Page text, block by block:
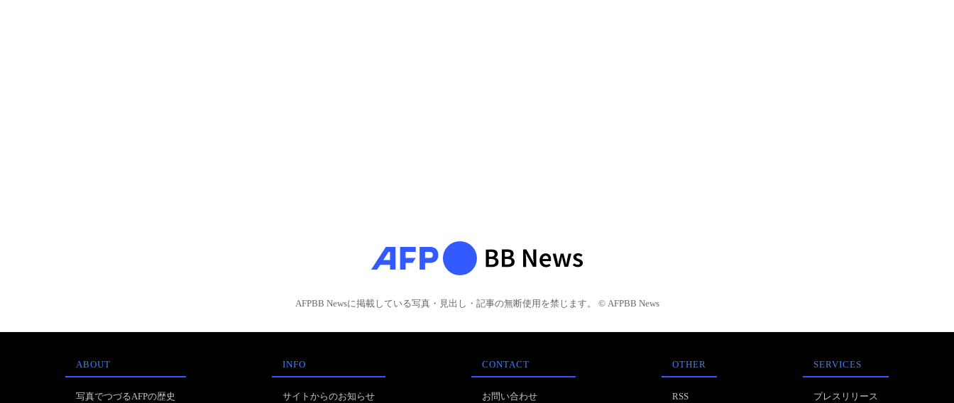
AFPBB Newsに掲載している写真・見出し・記事の無断使用を禁じます。 © AFPBB News
ABOUT
写真でつづるAFPの歴史
INFO
サイトからのお知らせ
CONTACT
お問い合わせ
OTHER
RSS
SERVICES
プレスリリース